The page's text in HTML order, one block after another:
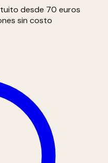
desde 70 euros
sin costo